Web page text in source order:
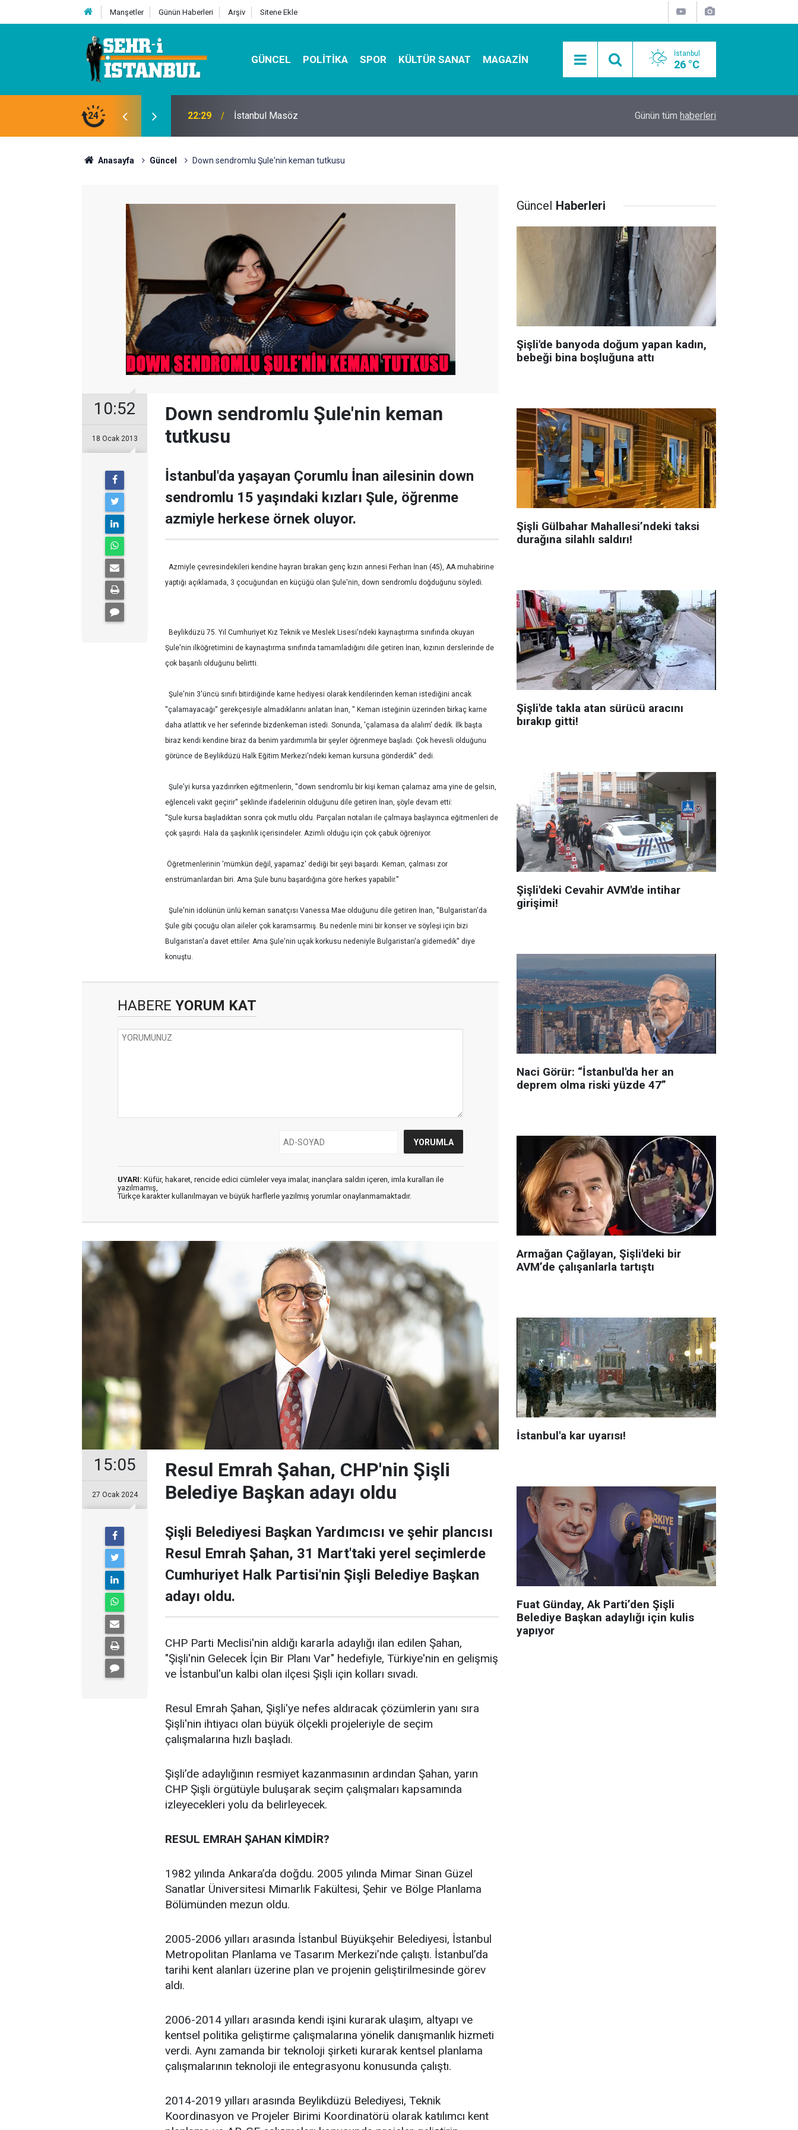
Manşetler Günün Haberleri Arşiv Sitene Ekle
GÜNCEL POLITIKA SPOR KÜLTÜR SANAT MAGAZIN İstanbul
26 °C
24 07:32 Kutu Sihirbazı ile Estetik, Dayanıklı ve Çevre Dostu Ambalaj Mobil Araçlarla Hayır Lokması Dağıtımının
Günün tüm haberleri
Anasayfa Güncel Down sendromlu Şule'nin keman tutkusu
10:52
18 Ocak 2013
Down sendromlu Şule'nin keman
tutkusu
İstanbul'da yaşayan Çorumlu İnan ailesinin down
sendromlu 15 yaşındaki kızları Şule, öğrenme
azmiyle herkese örnek oluyor.
Azmiyle çevresindekileri kendine hayran bırakan genç kızın annesi Ferhan İnan (45), AA muhabirine
yaptığı açıklamada, 3 çocuğundan en küçüğü olan Şule'nin, down sendromlu doğduğunu söyledi.
Beylikdüzü 75. Yıl Cumhuriyet Kız Teknik ve Meslek Lisesi'ndeki kaynaştırma sınıfında okuyan
Şule'nin ilköğretimini de kaynaştırma sınıfında tamamladığını dile getiren İnan, kızının derslerinde de
çok başarılı olduğunu belirtti.
Şule'nin 3'üncü sınıfı bitirdiğinde karne hediyesi olarak kendilerinden keman istediğini ancak
''çalamayacağı'' gerekçesiyle almadıklarını anlatan İnan, '' Keman isteğinin üzerinden birkaç karne
daha atlattık ve her seferinde bizdenkeman istedi. Sonunda, 'çalamasa da alalım' dedik. İlk başta
biraz kendi kendine biraz da benim yardımımla bir şeyler öğrenmeye başladı. Çok hevesli olduğunu
görünce de Beylikdüzü Halk Eğitim Merkezi'ndeki keman kursuna gönderdik'' dedi.
Şule'yi kursa yazdırırken eğitmenlerin, ''down sendromlu bir kişi keman çalamaz ama yine de gelsin,
eğlenceli vakit geçirir'' şeklinde ifadelerinin olduğunu dile getiren İnan, şöyle devam etti:
''Şule kursa başladıktan sonra çok mutlu oldu. Parçaları notaları ile çalmaya başlayınca eğitmenleri de
çok şaşırdı. Hala da şaşkınlık içerisindeler. Azimli olduğu için çok çabuk öğreniyor.
Öğretmenlerinin 'mümkün değil, yapamaz' dediği bir şeyi başardı. Keman, çalması zor
enstrümanlardan biri. Ama Şule bunu başardığına göre herkes yapabilir.''
Şule'nin idolünün ünlü keman sanatçısı Vanessa Mae olduğunu dile getiren İnan, ''Bulgaristan'da
Şule gibi çocuğu olan aileler çok karamsarmış. Bu nedenle mini bir konser ve söyleşi için bizi
Bulgaristan'a davet ettiler. Ama Şule'nin uçak korkusu nedeniyle Bulgaristan'a gidemedik'' diye
konuştu.
HABERE YORUM KAT
UYARI: Küfür, hakaret, rencide edici cümleler veya imalar, inançlara saldırı içeren, imla kuralları ile
yazılmamış,
Türkçe karakter kullanılmayan ve büyük harflerle yazılmış yorumlar onaylanmamaktadır.
15:05
27 Ocak 2024
Resul Emrah Şahan, CHP'nin Şişli
Belediye Başkan adayı oldu
Şişli Belediyesi Başkan Yardımcısı ve şehir plancısı
Resul Emrah Şahan, 31 Mart'taki yerel seçimlerde
Cumhuriyet Halk Partisi'nin Şişli Belediye Başkan
adayı oldu.
CHP Parti Meclisi'nin aldığı kararla adaylığı ilan edilen Şahan,
"Şişli'nin Gelecek İçin Bir Planı Var" hedefiyle, Türkiye'nin en gelişmiş
ve İstanbul'un kalbi olan ilçesi Şişli için kolları sıvadı.
Resul Emrah Şahan, Şişli'ye nefes aldıracak çözümlerin yanı sıra
Şişli'nin ihtiyacı olan büyük ölçekli projeleriyle de seçim
çalışmalarına hızlı başladı.
Şişli’de adaylığının resmiyet kazanmasının ardından Şahan, yarın
CHP Şişli örgütüyle buluşarak seçim çalışmaları kapsamında
izleyecekleri yolu da belirleyecek.
RESUL EMRAH ŞAHAN KİMDİR?
1982 yılında Ankara’da doğdu. 2005 yılında Mimar Sinan Güzel
Sanatlar Üniversitesi Mimarlık Fakültesi, Şehir ve Bölge Planlama
Bölümünden mezun oldu.
2005-2006 yılları arasında İstanbul Büyükşehir Belediyesi, İstanbul
Metropolitan Planlama ve Tasarım Merkezi’nde çalıştı. İstanbul’da
tarihi kent alanları üzerine plan ve projenin geliştirilmesinde görev
aldı.
2006-2014 yılları arasında kendi işini kurarak ulaşım, altyapı ve
kentsel politika geliştirme çalışmalarına yönelik danışmanlık hizmeti
verdi. Aynı zamanda bir teknoloji şirketi kurarak kentsel planlama
çalışmalarının teknoloji ile entegrasyonu konusunda çalıştı.
2014-2019 yılları arasında Beylikdüzü Belediyesi, Teknik
Koordinasyon ve Projeler Birimi Koordinatörü olarak katılımcı kent
Güncel Haberleri
Şişli'de banyoda doğum yapan kadın,
bebeği bina boşluğuna attı
Şişli Gülbahar Mahallesi’ndeki taksi
durağına silahlı saldırı!
Şişli'de takla atan sürücü aracını
bırakıp gitti!
Şişli'deki Cevahir AVM'de intihar
girişimi!
Naci Görür: “İstanbul'da her an
deprem olma riski yüzde 47”
Armağan Çağlayan, Şişli'deki bir
AVM’de çalışanlarla tartıştı
İstanbul'a kar uyarısı!
Fuat Günday, Ak Parti’den Şişli
Belediye Başkan adaylığı için kulis
yapıyor